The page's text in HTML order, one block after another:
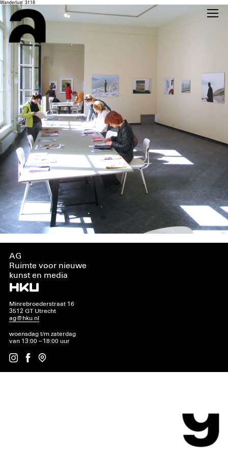
Wanderlust_3118
AG
Ruimte voor nieuwe
kunst en media
Minrebroederstraat 16
3512 GT Utrecht
ag@hku.nl
woensdag t/m zaterdag
van 13:00 – 18:00 uur